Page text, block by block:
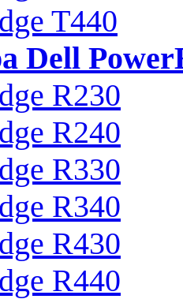
T440
Dell
R230
R240
R330
R340
R430
R440